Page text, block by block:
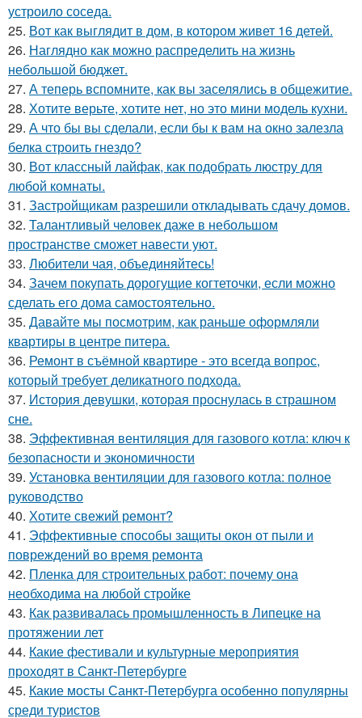
устроило соседа.
25. Вот как выглядит в дом, в котором живет 16 детей.
26. Наглядно как можно распределить на жизнь
небольшой бюджет.
27. А теперь вспомните, как вы заселялись в общежитие.
28. Хотите верьте, хотите нет, но это мини модель кухни.
29. А что бы вы сделали, если бы к вам на окно залезла
белка строить гнездо?
30. Вот классный лайфак, как подобрать люстру для
любой комнаты.
31. Застройщикам разрешили откладывать сдачу домов.
32. Талантливый человек даже в небольшом
пространстве сможет навести уют.
33. Любители чая, объединяйтесь!
34. Зачем покупать дорогущие когтеточки, если можно
сделать его дома самостоятельно.
35. Давайте мы посмотрим, как раньше оформляли
квартиры в центре питера.
36. Ремонт в съёмной квартире - это всегда вопрос,
который требует деликатного подхода.
37. История девушки, которая проснулась в страшном
сне.
38. Эффективная вентиляция для газового котла: ключ к
безопасности и экономичности
39. Установка вентиляции для газового котла: полное
руководство
40. Хотите свежий ремонт?
41. Эффективные способы защиты окон от пыли и
повреждений во время ремонта
42. Пленка для строительных работ: почему она
необходима на любой стройке
43. Как развивалась промышленность в Липецке на
протяжении лет
44. Какие фестивали и культурные мероприятия
проходят в Санкт-Петербурге
45. Какие мосты Санкт-Петербурга особенно популярны
среди туристов